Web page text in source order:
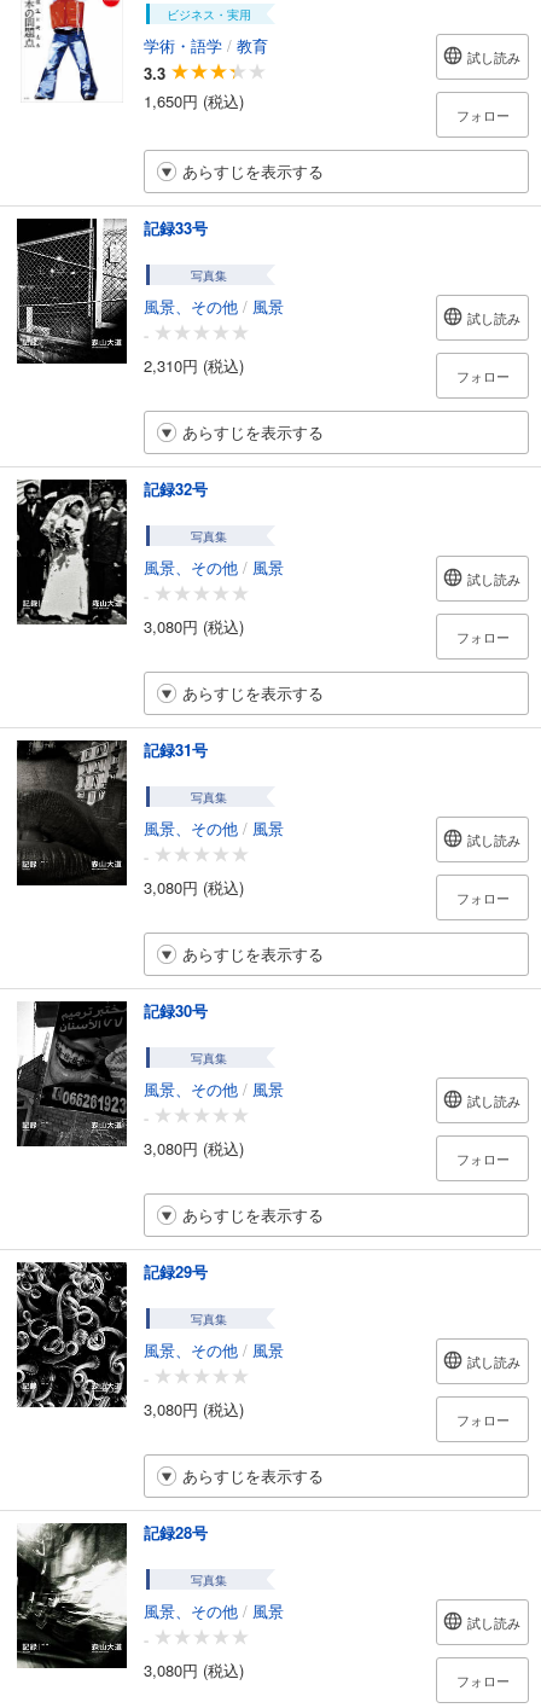
ビジネス・実用
学術・語学 / 教育
3.3
1,650円 (税込)
試し読み
フォロー
あらすじを表示する
記録33号
写真集
風景、その他 / 風景
-
2,310円 (税込)
試し読み
フォロー
あらすじを表示する
記録32号
写真集
風景、その他 / 風景
-
3,080円 (税込)
試し読み
フォロー
あらすじを表示する
記録31号
写真集
風景、その他 / 風景
-
3,080円 (税込)
試し読み
フォロー
あらすじを表示する
記録30号
写真集
風景、その他 / 風景
-
3,080円 (税込)
試し読み
フォロー
あらすじを表示する
記録29号
写真集
風景、その他 / 風景
-
3,080円 (税込)
試し読み
フォロー
あらすじを表示する
記録28号
写真集
風景、その他 / 風景
-
3,080円 (税込)
試し読み
フォロー